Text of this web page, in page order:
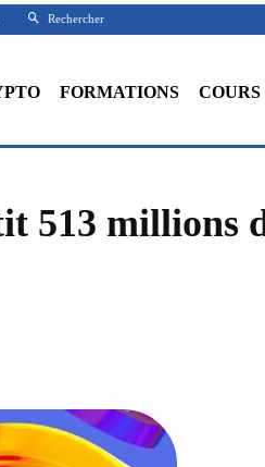
Rechercher
FORMATIONS
513 millions